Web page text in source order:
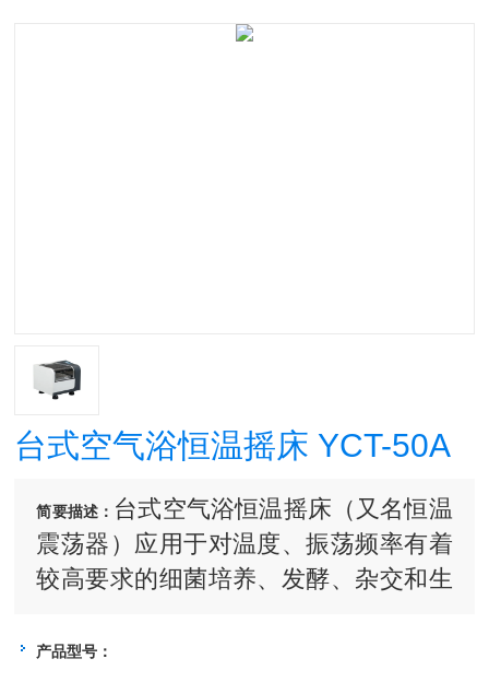
台式空气浴恒温摇床 YCT-50A
简要描述： 台式空气浴恒温摇床（又名恒温
震荡器）应用于对温度、振荡频率有着
较高要求的细菌培养、发酵、杂交和生
在医学、生物学、分子学、制药、食
产品型号：